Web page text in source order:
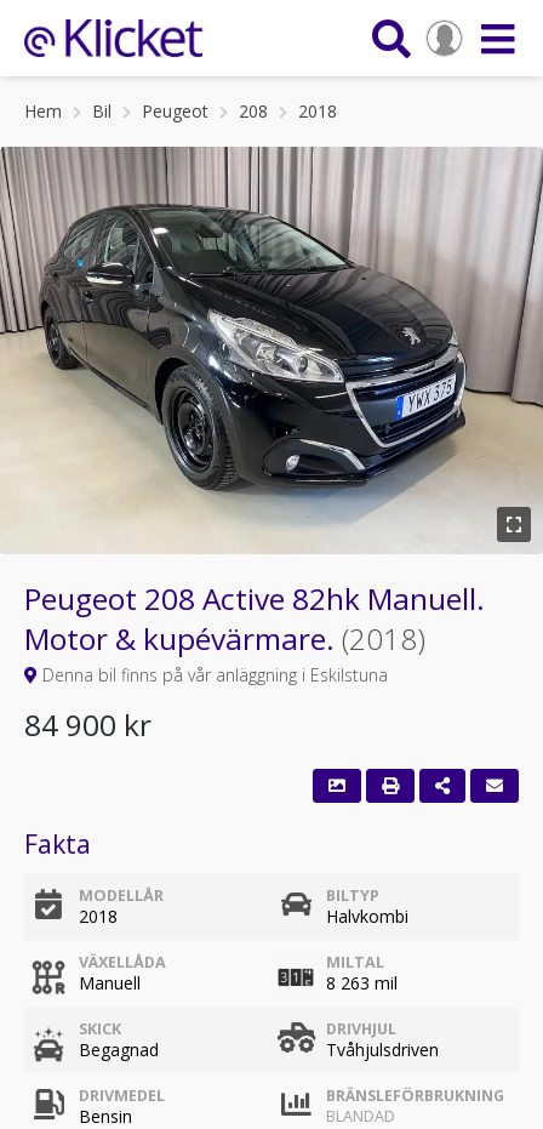
Hem Bil Peugeot 208 2018
Peugeot 208 Active 82hk Manuell.
Motor & kupévärmare. (2018)
Denna bil finns på vår anläggning i Eskilstuna
84 900 kr
Fakta
MODELLÅR
2018
BILTYP
Halvkombi
VÄXELLÅDA
Manuell
MILTAL
8 263 mil
SKICK
Begagnad
DRIVHJUL
Tvåhjulsdriven
DRIVMEDEL
Bensin
BRÄNSLEFÖRBRUKNING
BLANDAD